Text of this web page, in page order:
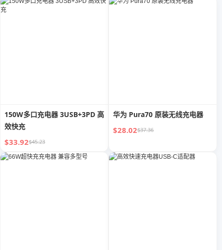
快充支架
150W多口充电器 3USB+3PD 高
效快充
$33.92$45.23
华为 Pura70 原装无线充电器
$28.02$37.36